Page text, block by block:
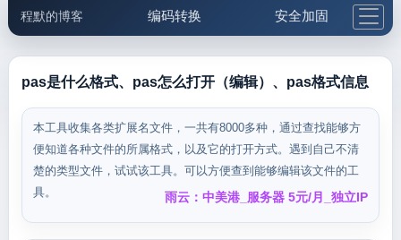
程默的博客 编码转换 安全加固
邮件工具 生活便民 更多工具
5.1支付宝大红包
pas是什么格式、pas怎么打开（编辑）、pas格式信息
本工具收集各类扩展名文件，一共有8000多种，通过查找能够方
便知道各种文件的所属格式，以及它的打开方式。遇到自己不清
楚的类型文件，试试该工具。可以方便查到能够编辑该文件的工
具。
雨云：中美港_服务器 5元/月_独立IP